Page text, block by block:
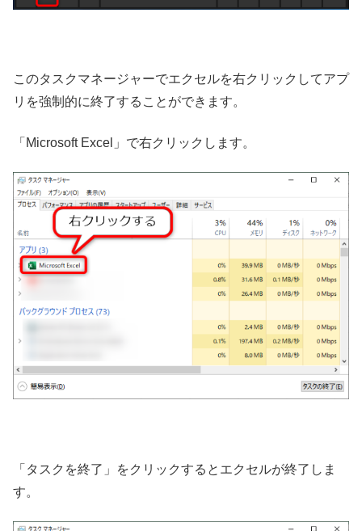
このタスクマネージャーでエクセルを右クリックしてアプ
リを強制的に終了することができます。
「Microsoft Excel」で右クリックします。
「タスクを終了」をクリックするとエクセルが終了しま
す。